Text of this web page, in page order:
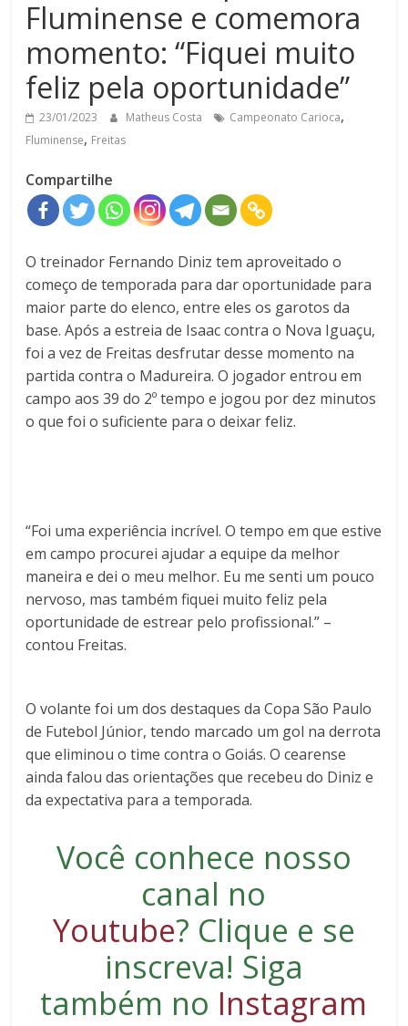
Fluminense e comemora
momento: “Fiquei muito
feliz pela oportunidade”
23/01/2023 Matheus Costa Campeonato Carioca,
Fluminense, Freitas
Compartilhe
O treinador Fernando Diniz tem aproveitado o
começo de temporada para dar oportunidade para
maior parte do elenco, entre eles os garotos da
base. Após a estreia de Isaac contra o Nova Iguaçu,
foi a vez de Freitas desfrutar desse momento na
partida contra o Madureira. O jogador entrou em
campo aos 39 do 2º tempo e jogou por dez minutos
o que foi o suficiente para o deixar feliz.
“Foi uma experiência incrível. O tempo em que estive
em campo procurei ajudar a equipe da melhor
maneira e dei o meu melhor. Eu me senti um pouco
nervoso, mas também fiquei muito feliz pela
oportunidade de estrear pelo profissional.” –
contou Freitas.
O volante foi um dos destaques da Copa São Paulo
de Futebol Júnior, tendo marcado um gol na derrota
que eliminou o time contra o Goiás. O cearense
ainda falou das orientações que recebeu do Diniz e
da expectativa para a temporada.
Você conhece nosso
canal no
Youtube? Clique e se
inscreva! Siga
também no Instagram